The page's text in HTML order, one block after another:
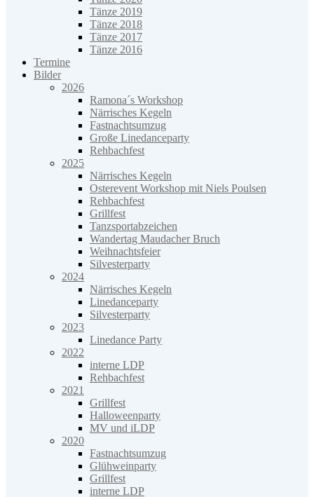
Tänze 2019
Tänze 2018
Tänze 2017
Tänze 2016
Termine
Bilder
2026
Ramona´s Workshop
Närrisches Kegeln
Fastnachtsumzug
Große Linedanceparty
Rehbachfest
2025
Närrisches Kegeln
Osterevent Workshop mit Niels Poulsen
Rehbachfest
Grillfest
Tanzsportabzeichen
Wandertag Maudacher Bruch
Weihnachtsfeier
Silvesterparty
2024
Närrisches Kegeln
Linedanceparty
Silvesterparty
2023
Linedance Party
2022
interne LDP
Rehbachfest
2021
Grillfest
Halloweenparty
MV und iLDP
2020
Fastnachtsumzug
Glühweinparty
Grillfest
interne LDP